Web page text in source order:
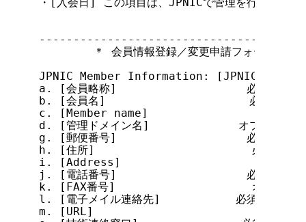
        ＊ 会員情報登録／変更申請フォーム ＊
JPNIC Member Information: [JPNIC会員情
a. [会員略称]                   必須
b. [会員名]                     必須
c. [Member name]                必須
d. [管理ドメイン名]             オプション
g. [郵便番号]                   必須
h. [住所]                       必須
i. [Address]                    必須
j. [電話番号]                   必須
k. [FAX番号]                    オプション
l. [電子メイル連絡先]           必須
m. [URL]                        オプショ